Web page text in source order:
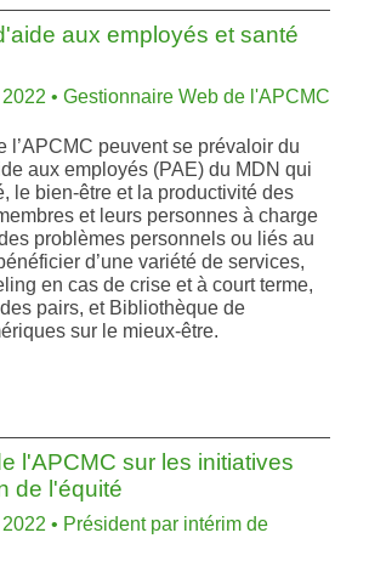
aux employés et santé
• Gestionnaire Web de l'APCMC
l’APCMC peuvent se prévaloir du
aux employés (PAE) du MDN qui
le bien-être et la productivité des
et leurs personnes à charge
problèmes personnels ou liés au
d’une variété de services,
en cas de crise et à court terme,
pairs, et Bibliothèque de
sur le mieux-être.
l'APCMC sur les initiatives
de l'équité
• Président par intérim de